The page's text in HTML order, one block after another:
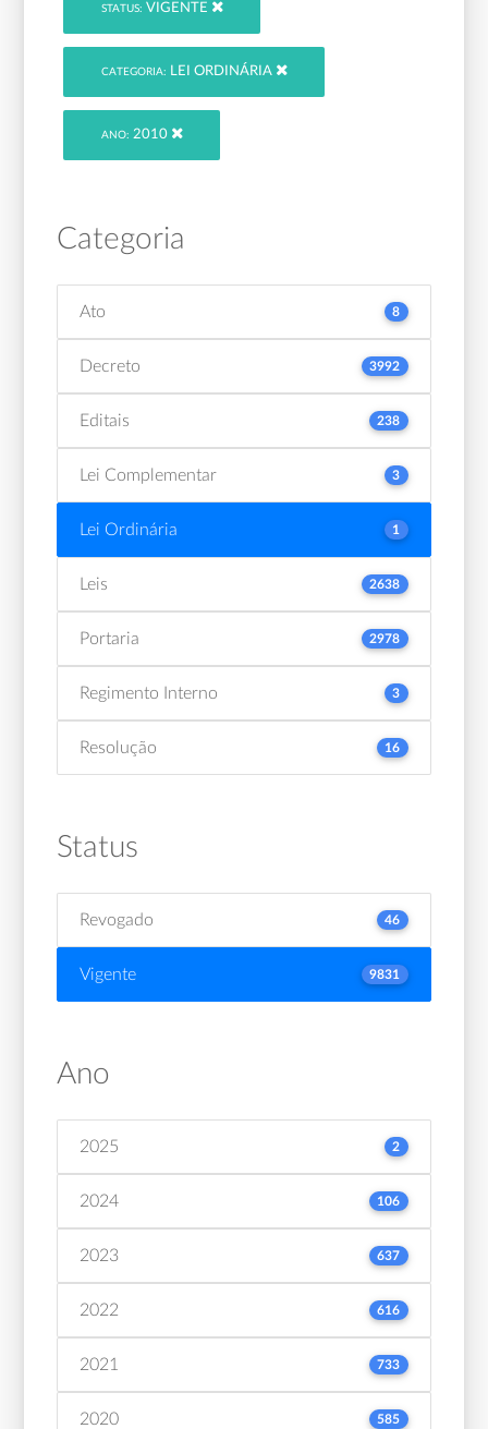
STATUS: VIGENTE
CATEGORIA: LEI ORDINÁRIA
ANO: 2010
Categoria
Ato 8
Decreto 3992
Editais 238
Lei Complementar 3
Lei Ordinária 1
Leis 2638
Portaria 2978
Regimento Interno 3
Resolução 16
Status
Revogado 46
Vigente 9831
Ano
2025 2
2024 106
2023 637
2022 616
2021 733
2020 585